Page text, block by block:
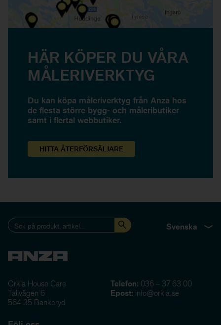
HÄR KÖPER DU VÅRA
MÅLERIVERKTYG
Du kan köpa måleriverktyg från Anza hos
de flesta större bygg- och måleributiker
samt i flertal webbutiker.
HITTA ÅTERFÖRSÄLJARE
Svenska
Orkla House Care
Tallvägen 6
564 35 Bankeryd
Telefon: 036 – 37 63 00
Epost: info@orkla.se